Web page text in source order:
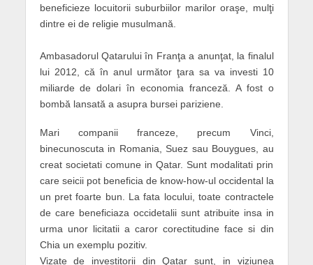
beneficieze locuitorii suburbiilor marilor oraşe, mulţi
dintre ei de religie musulmană.
Ambasadorul Qatarului în Franţa a anunţat, la finalul
lui 2012, că în anul următor ţara sa va investi 10
miliarde de dolari în economia franceză. A fost o
bombă lansată a asupra bursei pariziene.
Mari companii franceze, precum Vinci,
binecunoscuta in Romania, Suez sau Bouygues, au
creat societati comune in Qatar. Sunt modalitati prin
care seicii pot beneficia de know-how-ul occidental la
un pret foarte bun. La fata locului, toate contractele
de care beneficiaza occidetalii sunt atribuite insa in
urma unor licitatii a caror corectitudine face si din
Chia un exemplu pozitiv.
Vizate de investitorii din Qatar sunt, in viziunea